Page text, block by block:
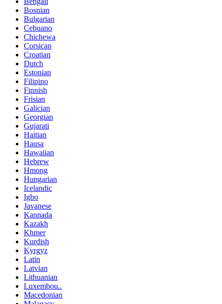
Bosnian
Bulgarian
Cebuano
Chichewa
Corsican
Croatian
Dutch
Estonian
Filipino
Finnish
Frisian
Galician
Georgian
Gujarati
Haitian
Hausa
Hawaiian
Hebrew
Hmong
Hungarian
Icelandic
Igbo
Javanese
Kannada
Kazakh
Khmer
Kurdish
Kyrgyz
Latin
Latvian
Lithuanian
Luxembou..
Macedonian